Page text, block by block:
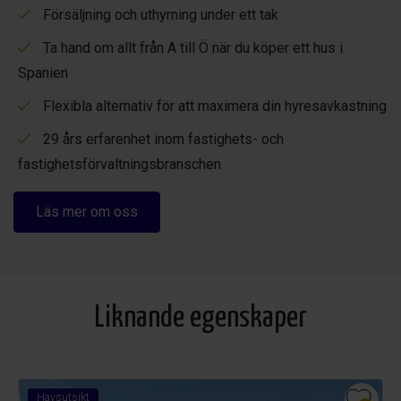
Stäng ytterligare information
Ytterligare information hyresfastigheter:
Endast under månaderna: november, december, januari,
Flexibel bokning:
Försäljning och uthyrning under ett tak
Ta hand om allt från A till Ö när du köper ett hus i
Spanien
Flexibla alternativ för att maximera din hyresavkastning
29 års erfarenhet inom fastighets- och
fastighetsförvaltningsbranschen
Läs mer om oss
Liknande egenskaper
Havsutsikt